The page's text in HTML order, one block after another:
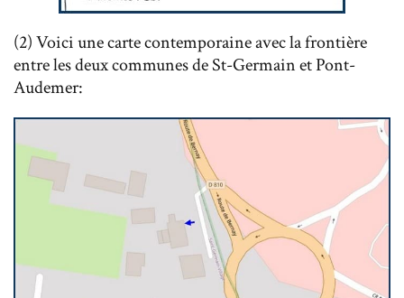
(2) Voici une carte contemporaine avec la frontière
entre les deux communes de St-Germain et Pont-
Audemer: